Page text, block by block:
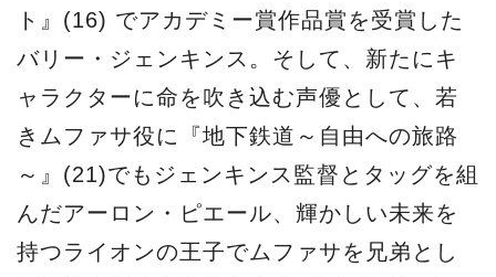
ト』(16) でアカデミー賞作品賞を受賞した
バリー・ジェンキンス。そして、新たにキ
ャラクターに命を吹き込む声優として、若
きムファサ役に『地下鉄道～自由への旅路
～』(21)でもジェンキンス監督とタッグを組
んだアーロン・ピエール、輝かしい未来を
持つライオンの王子でムファサを兄弟とし